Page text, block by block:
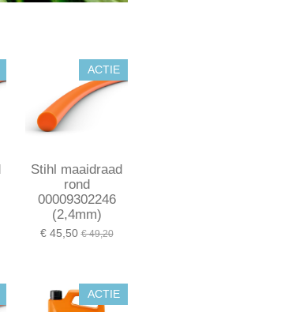
ACTIE
Stihl maaidraad
rond
00009302246
(2,4mm)
€ 45,50 € 49,20
ACTIE